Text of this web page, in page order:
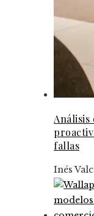
Análisis
fallas
Inés